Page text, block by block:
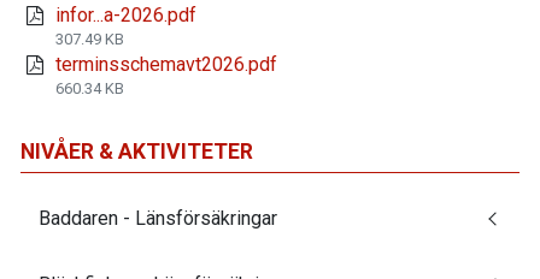
infor...a-2026.pdf
307.49 KB
terminsschemavt2026.pdf
660.34 KB
NIVÅER & AKTIVITETER
Baddaren - Länsförsäkringar